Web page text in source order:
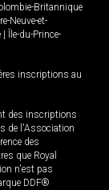
Britannique
Neuve-et-
Île-du-Prince-
inscriptions au
des inscriptions
de l'Association
des
que Royal
n'est pas
DDF®